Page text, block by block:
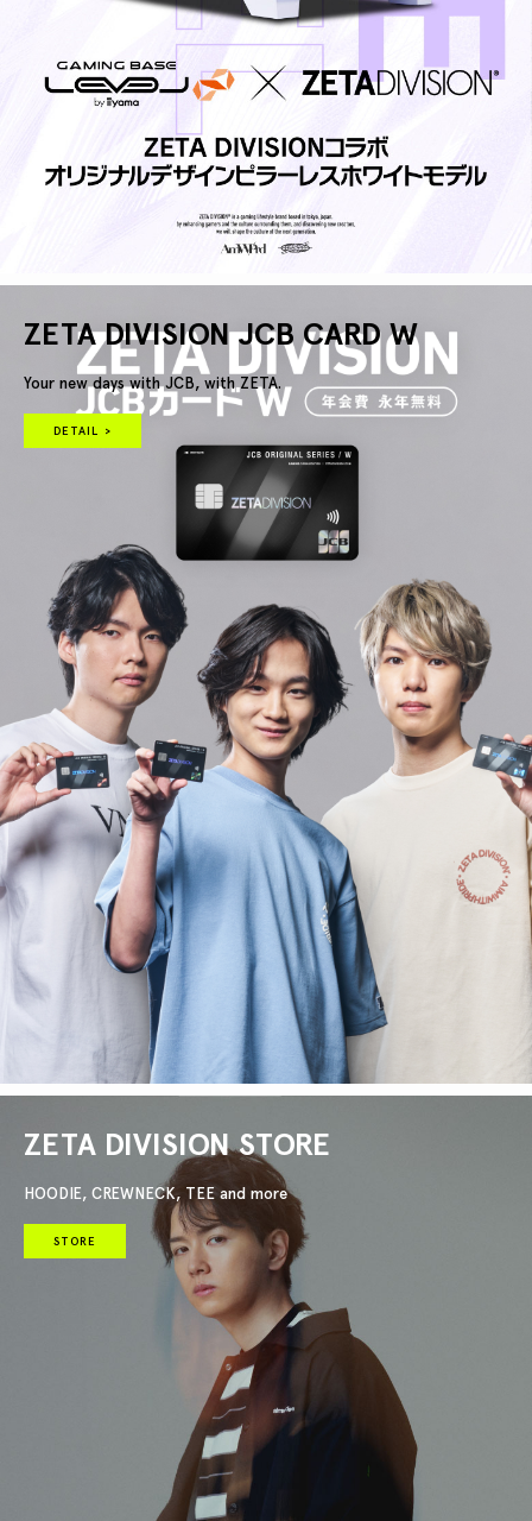
ZETA DIVISION JCB CARD W
Your new days with JCB, with ZETA.
DETAIL >
ZETA DIVISION STORE
HOODIE, CREWNECK, TEE and more
STORE